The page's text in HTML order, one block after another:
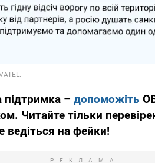
підтримка – допоможіть
Читайте тільки
ведіться на фейки!